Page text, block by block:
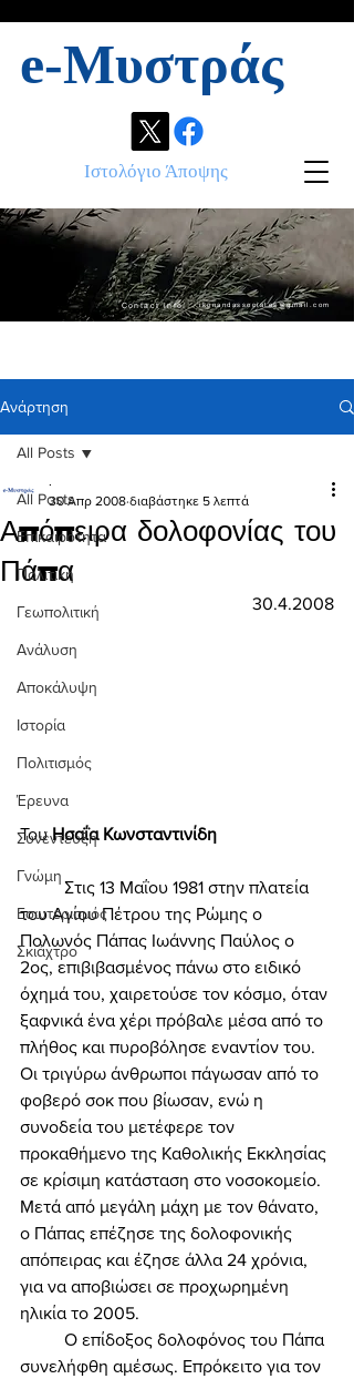
e-Μυστράς
Ιστολόγιο Άποψης
Contact info: ikonandassociates@gmail.com
Ανάρτηση
All Posts
Επικαιρότητα
Πολιτική
Γεωπολιτική
Ανάλυση
Αποκάλυψη
Ιστορία
Πολιτισμός
Έρευνα
Συνέντευξη
Γνώμη
Εσωτερισμός
Σκιάχτρο
All Posts
Απόπειρα δολοφονίας του
Πάπα
.
30 Απρ 2008 διαβάστηκε 5 λεπτά
30.4.2008
Του Ησαΐα Κωνσταντινίδη
	Στις 13 Μαΐου 1981 στην πλατεία
του Αγίου Πέτρου της Ρώμης ο
Πολωνός Πάπας Ιωάννης Παύλος ο
2ος, επιβιβασμένος πάνω στο ειδικό
όχημά του, χαιρετούσε τον κόσμο, όταν
ξαφνικά ένα χέρι πρόβαλε μέσα από το
πλήθος και πυροβόλησε εναντίον του.
Οι τριγύρω άνθρωποι πάγωσαν από το
φοβερό σοκ που βίωσαν, ενώ η
συνοδεία του μετέφερε τον
προκαθήμενο της Καθολικής Εκκλησίας
σε κρίσιμη κατάσταση στο νοσοκομείο.
Μετά από μεγάλη μάχη με τον θάνατο,
ο Πάπας επέζησε της δολοφονικής
απόπειρας και έζησε άλλα 24 χρόνια,
για να αποβιώσει σε προχωρημένη
ηλικία το 2005.
συνελήφθη αμέσως. Επρόκειτο για τον